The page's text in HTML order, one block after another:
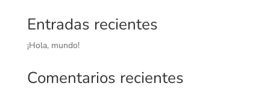
Entradas recientes
¡Hola, mundo!
Comentarios recientes